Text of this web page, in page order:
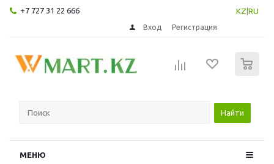
+7 727 31 22 666 KZ RU
Вход Регистрация
Найти
МЕНЮ